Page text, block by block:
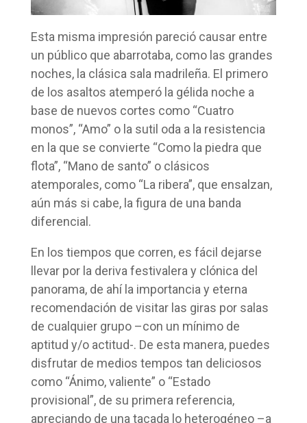
Esta misma impresión pareció causar entre
un público que abarrotaba, como las grandes
noches, la clásica sala madrileña. El primero
de los asaltos atemperó la gélida noche a
base de nuevos cortes como “Cuatro
monos”, “Amo” o la sutil oda a la resistencia
en la que se convierte “Como la piedra que
flota”, “Mano de santo” o clásicos
atemporales, como “La ribera”, que ensalzan,
aún más si cabe, la figura de una banda
diferencial.
En los tiempos que corren, es fácil dejarse
llevar por la deriva festivalera y clónica del
panorama, de ahí la importancia y eterna
recomendación de visitar las giras por salas
de cualquier grupo –con un mínimo de
aptitud y/o actitud-. De esta manera, puedes
disfrutar de medios tempos tan deliciosos
como “Ánimo, valiente” o “Estado
provisional”, de su primera referencia,
apreciando de una tacada lo heterogéneo –a